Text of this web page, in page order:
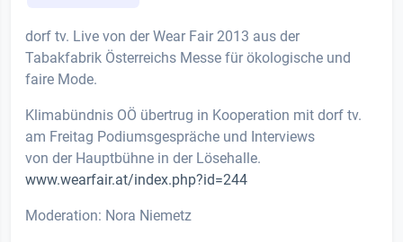
dorf tv. Live von der Wear Fair 2013 aus der
Tabakfabrik Österreichs Messe für ökologische und
faire Mode.
Klimabündnis OÖ übertrug in Kooperation mit dorf tv.
am Freitag Podiumsgespräche und Interviews
von der Hauptbühne in der Lösehalle.
www.wearfair.at/index.php?id=244
Moderation: Nora Niemetz